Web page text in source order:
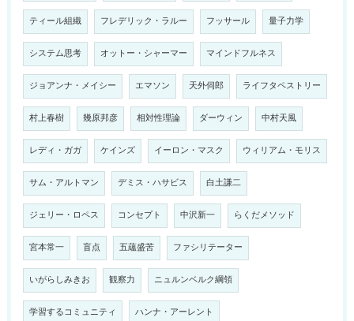
ティール組織 フレデリック・ラルー フッサール 量子力学
システム思考 オットー・シャーマー マインドフルネス
ジョアンナ・メイシー エマソン 天外伺郎 ライフタペストリー
村上春樹 幾原邦彦 相対性理論 ダーウィン 中村天風
レディ・ガガ ケインズ イーロン・マスク ウィリアム・モリス
サム・アルトマン デミス・ハサビス 白土謙二
ジェリー・ロペス コンセプト 中沢新一 らくだメソッド
宮本常一 盲点 五蘊盛苦 ファシリテーター
いがらしみきお 観察力 ニュルンベルク綱領
学習するコミュニティ ハンナ・アーレント